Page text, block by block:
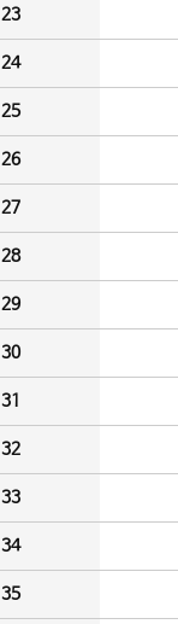
23
24
25
26
27
28
29
30
31
32
33
34
35